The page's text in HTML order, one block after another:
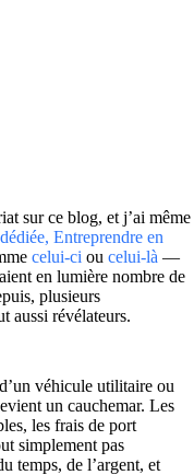
sur ce blog, et j’ai même
Entreprendre en
celui-ci ou celui-là —
en lumière nombre de
plusieurs
aussi révélateurs.
véhicule utilitaire ou
un cauchemar. Les
les frais de port
simplement pas
temps, de l’argent, et